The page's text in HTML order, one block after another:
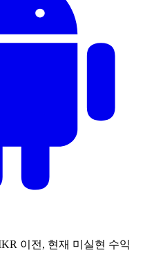
이전, 현재 미실현 수익